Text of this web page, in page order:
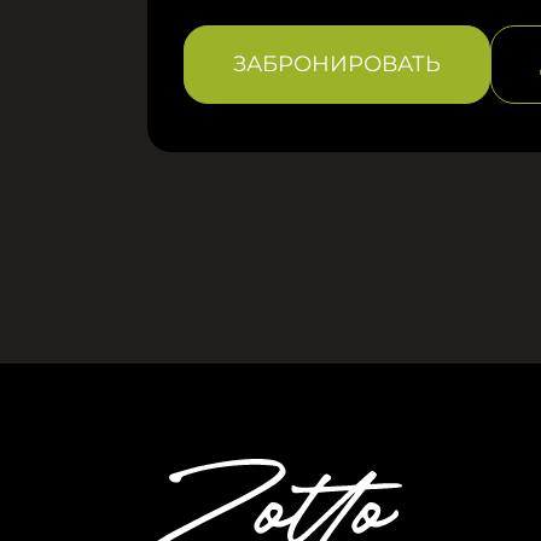
ЗАБРОНИРОВАТЬ